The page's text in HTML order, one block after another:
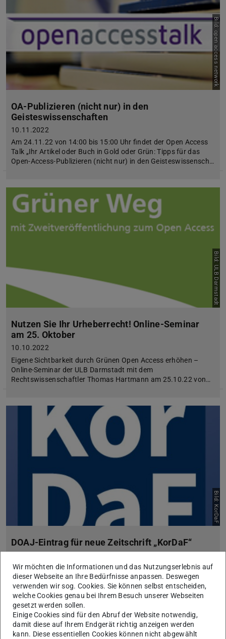
Bild: open access network
OA-Publizieren (nicht nur) in den
Geisteswissenschaften
10.11.2022
Am 24.11.22 von 14:00 bis 15:00 Uhr findet der Open Access
Talk „Ihr Artikel oder Buch in Gold oder Grün: Tipps für das
Open-Access-Publizieren (nicht nur) in den Geisteswissensch…
Bild: ULB Darmstadt
Nutzen Sie Ihr Urheberrecht! Online-Seminar
am 25. Oktober
10.10.2022
Eigene Sichtbarkeit durch Grünen Open Access erhöhen –
Online-Seminar der ULB Darmstadt mit dem
Rechtswissenschaftler Thomas Hartmann am 25.10.22 von…
Bild: KorDaF
DOAJ-Eintrag für neue Zeitschrift „KorDaF“
Die dritte Ausgabe der Open-Access-Zeitschrift KorDaF –
Korpora Deutsch als Fremdsprache ist erschienen. Die
Zeitschrift wird von der ULB Darmstadt gehostet.
Wir möchten die Informationen und das Nutzungserlebnis auf
dieser Webseite an Ihre Bedürfnisse anpassen. Deswegen
verwenden wir sog. Cookies. Sie können selbst entscheiden,
welche Cookies genau bei Ihrem Besuch unserer Webseiten
gesetzt werden sollen.
Einige Cookies sind für den Abruf der Website notwendig,
damit diese auf Ihrem Endgerät richtig anzeigen werden
kann. Diese essentiellen Cookies können nicht abgewählt